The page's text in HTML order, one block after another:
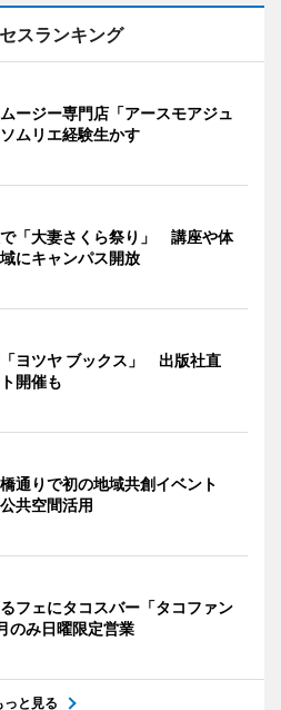
スランキング
ージー専門店「アースモアジュ
ムリエ経験生かす
「大妻さくら祭り」 講座や体
にキャンパス開放
ヨツヤ ブックス」 出版社直
開催も
通りで初の地域共創イベント
共空間活用
フェにタコスバー「タコファン
のみ日曜限定営業
っと見る